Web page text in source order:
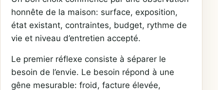
honnête de la maison: surface, exposition,
état existant, contraintes, budget, rythme de
vie et niveau d’entretien accepté.
Le premier réflexe consiste à séparer le
besoin de l’envie. Le besoin répond à une
gêne mesurable: froid, facture élevée,